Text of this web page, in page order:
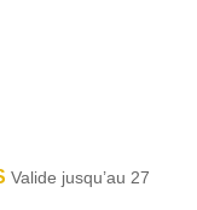
Valide jusqu’au 27